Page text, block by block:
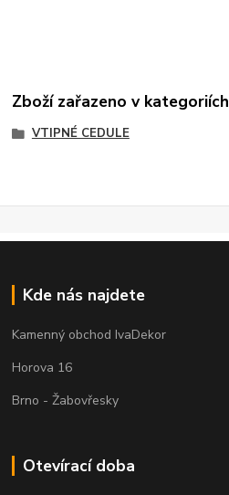
Zboží zařazeno v kategoriích
VTIPNÉ CEDULE
Kde nás najdete
Kamenný obchod IvaDekor
Horova 16
Brno - Žabovřesky
Otevírací doba